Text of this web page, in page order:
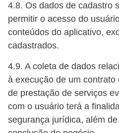
4.8. Os dados de cadastro
permitir o acesso do
conteúdos do aplicativo,
cadastrados.
4.9. A coleta de dados
à execução de um
de prestação de serviços
com o usuário terá a
segurança jurídica, além